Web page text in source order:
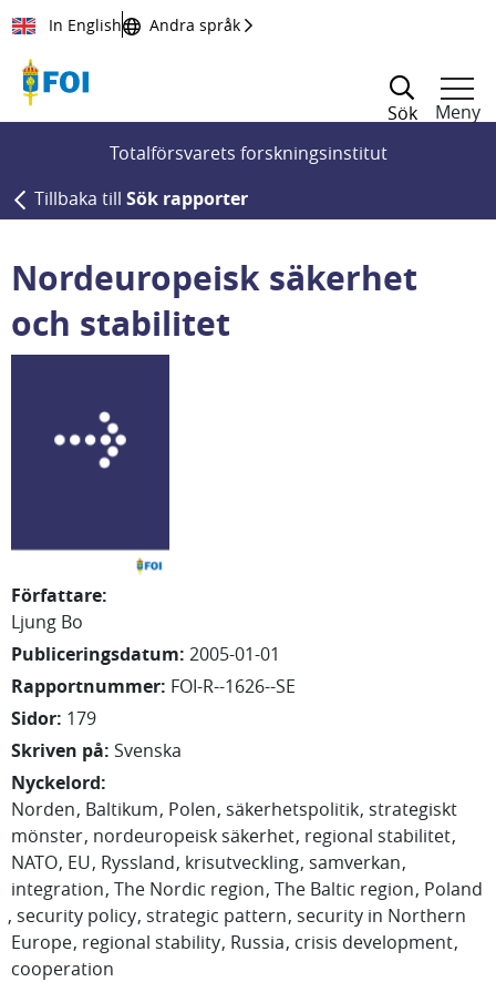
Till innehållet
In English Andra språk
Sök
Meny
Totalförsvarets forskningsinstitut
Tillbaka till Sök rapporter
Nordeuropeisk säkerhet
och stabilitet
Författare:
Ljung Bo
Publiceringsdatum: 2005-01-01
Rapportnummer: FOI-R--1626--SE
Sidor: 179
Skriven på: Svenska
Nyckelord:
Norden Baltikum Polen säkerhetspolitik strategiskt
mönster nordeuropeisk säkerhet regional stabilitet
NATO EU Ryssland krisutveckling samverkan
integration The Nordic region The Baltic region Poland
security policy strategic pattern security in Northern
Europe regional stability Russia crisis development
cooperation